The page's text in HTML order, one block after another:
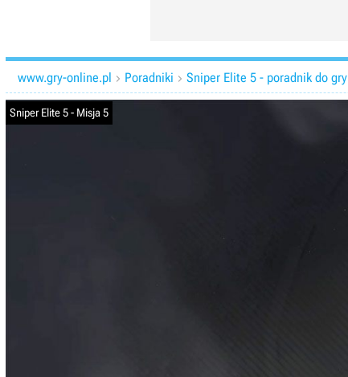
www.gry-online.pl  Poradniki  Sniper Elite 5 - poradnik do gry
Sniper Elite 5 - Misja 5